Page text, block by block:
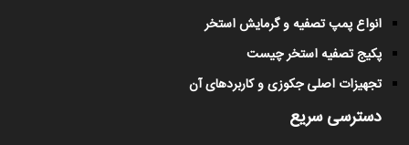
انواع پمپ تصفیه و گرمایش استخر
پکیج تصفیه استخر چیست
تجهیزات اصلی جکوزی و کاربردهای آن
دسترسی سریع